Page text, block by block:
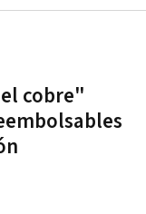
cobre"